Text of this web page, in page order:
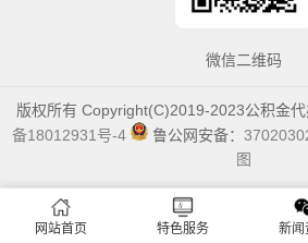
微信二维码
版权所有 Copyright(C)2019-2023公积金代
备18012931号-4
鲁公网安备：
图
网站首页 特色服务 新闻